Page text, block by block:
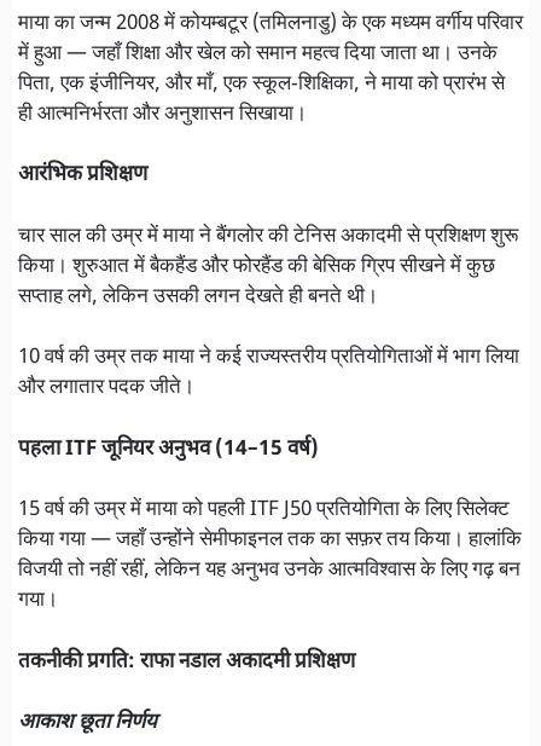
माया का जन्म 2008 में कोयम्बटूर (तमिलनाडु) के एक मध्यम वर्गीय परिवार
में हुआ — जहाँ शिक्षा और खेल को समान महत्व दिया जाता था। उनके
पिता, एक इंजीनियर, और माँ, एक स्कूल‑शिक्षिका, ने माया को प्रारंभ से
ही आत्मनिर्भरता और अनुशासन सिखाया।
आरंभिक प्रशिक्षण
चार साल की उम्र में माया ने बैंगलोर की टेनिस अकादमी से प्रशिक्षण शुरू
किया। शुरुआत में बैकहैंड और फोरहैंड की बेसिक ग्रिप सीखने में कुछ
सप्ताह लगे, लेकिन उसकी लगन देखते ही बनते थी।
10 वर्ष की उम्र तक माया ने कई राज्यस्तरीय प्रतियोगिताओं में भाग लिया
और लगातार पदक जीते।
पहला ITF जूनियर अनुभव (14–15 वर्ष)
15 वर्ष की उम्र में माया को पहली ITF J50 प्रतियोगिता के लिए सिलेक्ट
किया गया — जहाँ उन्होंने सेमीफाइनल तक का सफ़र तय किया। हालांकि
विजयी तो नहीं रहीं, लेकिन यह अनुभव उनके आत्मविश्वास के लिए गढ़ बन
गया।
तकनीकी प्रगति: राफा नडाल अकादमी प्रशिक्षण
आकाश छूता निर्णय